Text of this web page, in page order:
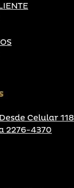
Celular 118
2276-4370